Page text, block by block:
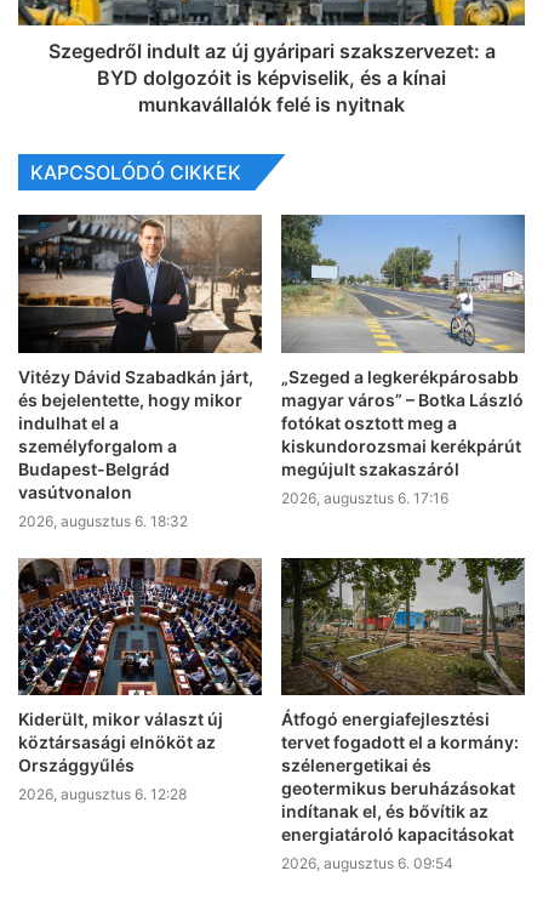
Szegedről indult az új gyáripari szakszervezet: a
BYD dolgozóit is képviselik, és a kínai
munkavállalók felé is nyitnak
KAPCSOLÓDÓ CIKKEK
Vitézy Dávid Szabadkán járt,
és bejelentette, hogy mikor
indulhat el a
személyforgalom a
Budapest-Belgrád
vasútvonalon
2026, augusztus 6. 18:32
„Szeged a legkerékpárosabb
magyar város” – Botka László
fotókat osztott meg a
kiskundorozsmai kerékpárút
megújult szakaszáról
2026, augusztus 6. 17:16
Kiderült, mikor választ új
köztársasági elnököt az
Országgyűlés
2026, augusztus 6. 12:28
Átfogó energiafejlesztési
tervet fogadott el a kormány:
szélenergetikai és
geotermikus beruházásokat
indítanak el, és bővítik az
energiatároló kapacitásokat
2026, augusztus 6. 09:54